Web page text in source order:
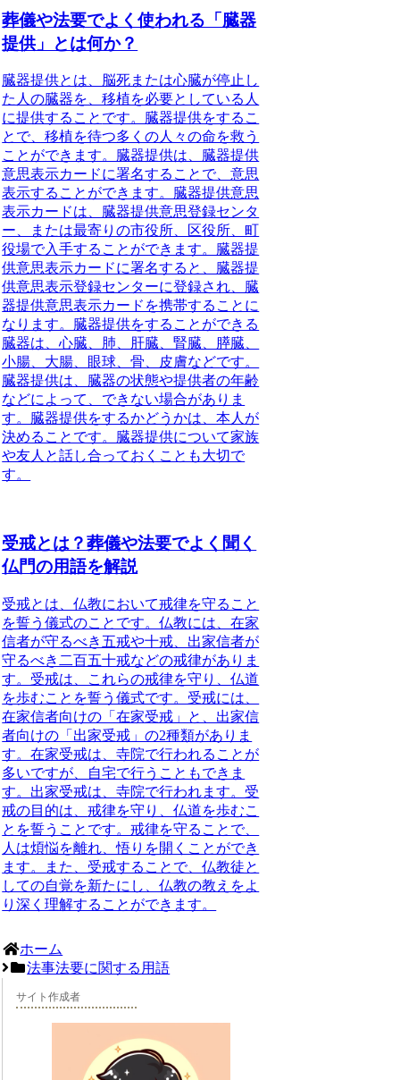
葬儀や法要でよく使われる「臓器
提供」とは何か？
臓器提供とは、脳死または心臓が停止し
た人の臓器を、移植を必要としている人
に提供すること です。臓器提供をするこ
とで、移植を待つ多くの人々の命を救う
ことができます。臓器提供は、臓器提供
意思表示カードに署名することで、意思
表示することができます。臓器提供意思
表示カードは、臓器提供意思登録センタ
ー、または最寄りの市役所、区役所、町
役場で入手することができます。臓器提
供意思表示カードに署名すると、臓器提
供意思表示登録センターに登録され、臓
器提供意思表示カードを携帯することに
なります。臓器提供をすることができる
臓器は、心臓、肺、肝臓、腎臓、膵臓、
小腸、大腸、眼球、骨、皮膚などです。
臓器提供は、臓器の状態や提供者の年齢
などによって、できない場合がありま
す。臓器提供をするかどうかは、本人が
決めることです。臓器提供について家族
や友人と話し合っておくことも大切で
す。
受戒とは？葬儀や法要でよく聞く
仏門の用語を解説
受戒とは、仏教において戒律を守ること
を誓う儀式のことです。仏教には、在家
信者が守るべき五戒や十戒、出家信者が
守るべき二百五十戒などの戒律がありま
す。受戒は、これらの戒律を守り、仏道
を歩むことを誓う儀式です。受戒には、
在家信者向けの「在家受戒」と、出家信
者向けの「出家受戒」の2種類がありま
す。在家受戒は、寺院で行われることが
多いですが、自宅で行うこともできま
す。出家受戒は、寺院で行われます。受
戒の目的は、戒律を守り、仏道を歩むこ
とを誓うこと です。戒律を守ることで、
人は煩悩を離れ、悟りを開くことができ
ます。また、受戒することで、仏教徒と
しての自覚を新たにし、仏教の教えをよ
り深く理解することができます。
ホーム
法事法要に関する用語
サイト作成者